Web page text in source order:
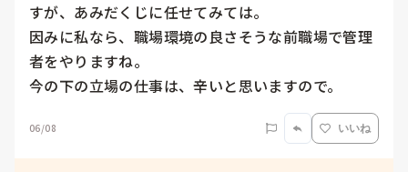
すが、あみだくじに任せてみては。
因みに私なら、職場環境の良さそうな前職場で管理
者をやりますね。
今の下の立場の仕事は、辛いと思いますので。
06/08 いいね